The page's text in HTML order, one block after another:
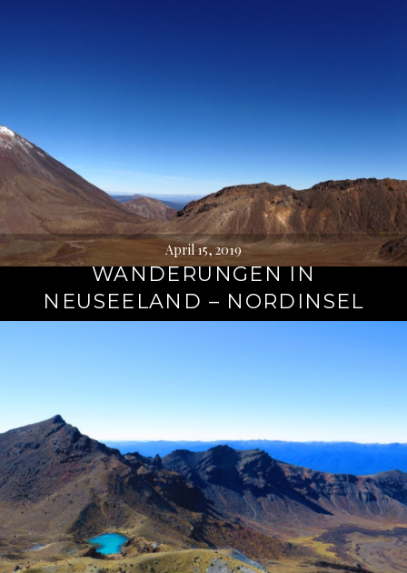
April 15, 2019
WANDERUNGEN IN
NEUSEELAND – NORDINSEL